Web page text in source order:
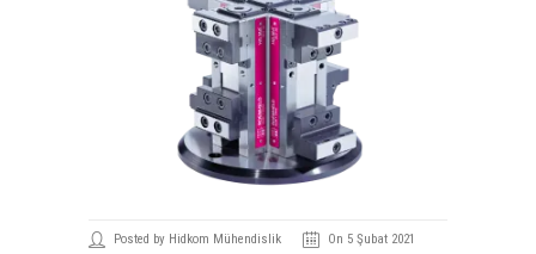
Posted by Hidkom Mühendislik
On 5 Şubat 2021